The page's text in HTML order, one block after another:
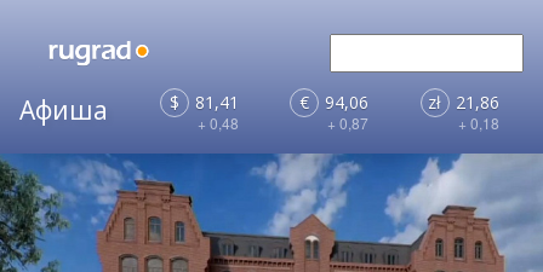
$ 81,41
+ 0,48
€ 94,06
+ 0,87
zł 21,86
+ 0,18